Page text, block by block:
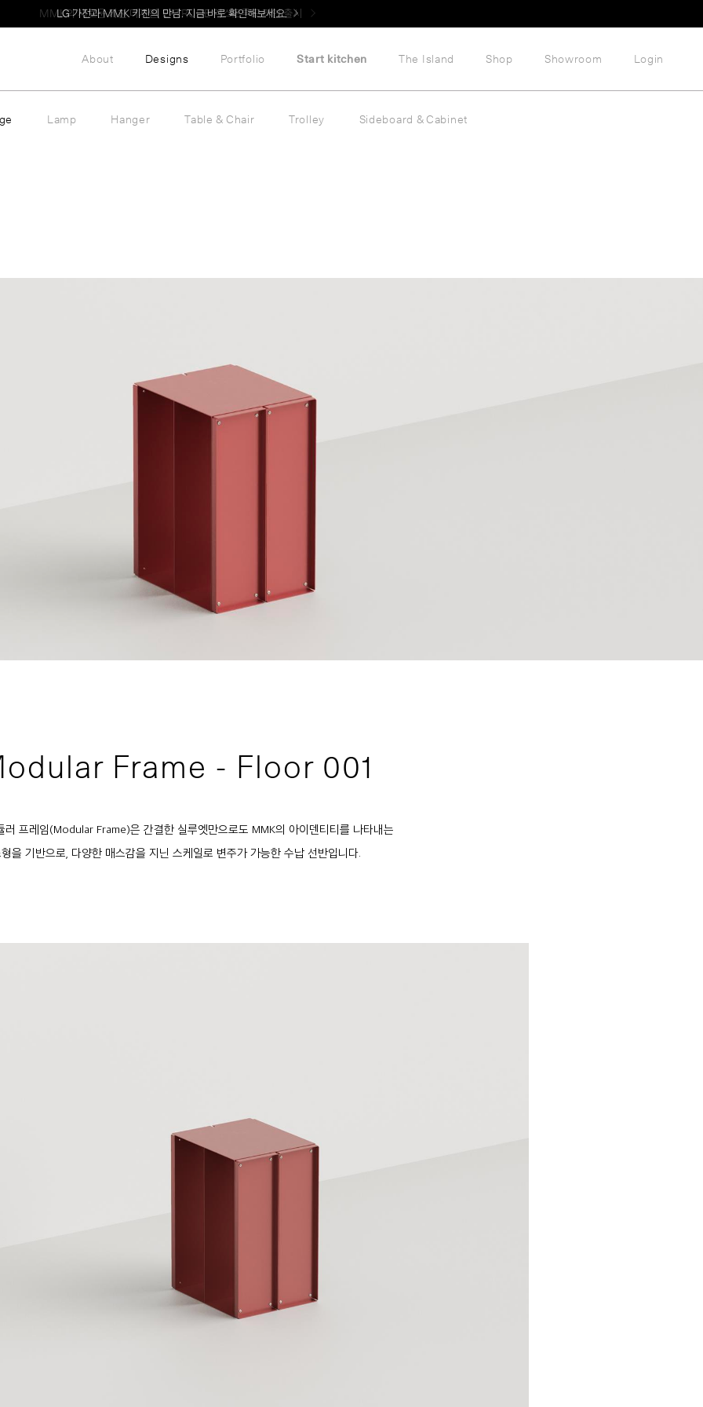
LG 가전과 MMK 키친의 만남. 지금 바로 확인해보세요.
About Designs Portfolio Start kitchen The Island Shop Showroom Login
Lamp Hanger Table & Chair Trolley Sideboard & Cabinet
Frame - Floor 001
러 프레임(Modular Frame)은 간결한 실루엣만으로도 MMK의 아이덴티티를 나타내는
을 기반으로, 다양한 매스감을 지닌 스케일로 변주가 가능한 수납 선반입니다.